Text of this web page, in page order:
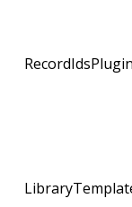
RecordIdsPlugin